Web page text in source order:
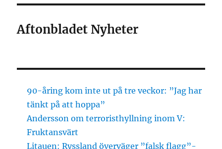
Aftonbladet Nyheter
90-åring kom inte ut på tre veckor: ”Jag har
tänkt på att hoppa”
Andersson om terroristhyllning inom V:
Fruktansvärt
Litauen: Ryssland överväger ”falsk flagg”-